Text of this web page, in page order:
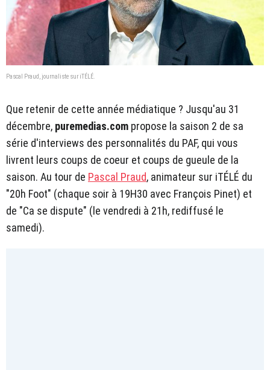
Pascal Praud, journaliste sur iTÉLÉ.
Que retenir de cette année médiatique ? Jusqu'au 31
décembre, puremedias.com propose la saison 2 de sa
série d'interviews des personnalités du PAF, qui vous
livrent leurs coups de coeur et coups de gueule de la
saison. Au tour de Pascal Praud, animateur sur iTÉLÉ du
"20h Foot" (chaque soir à 19H30 avec François Pinet) et
de "Ca se dispute" (le vendredi à 21h, rediffusé le
samedi).